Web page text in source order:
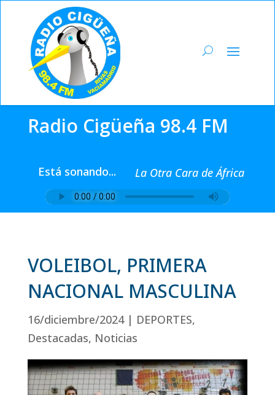
Radio Cigüeña 98.4 FM
Está sonando... La Otra Cara de África
VOLEIBOL, PRIMERA
NACIONAL MASCULINA
16/diciembre/2024| DEPORTES,
Destacadas, Noticias